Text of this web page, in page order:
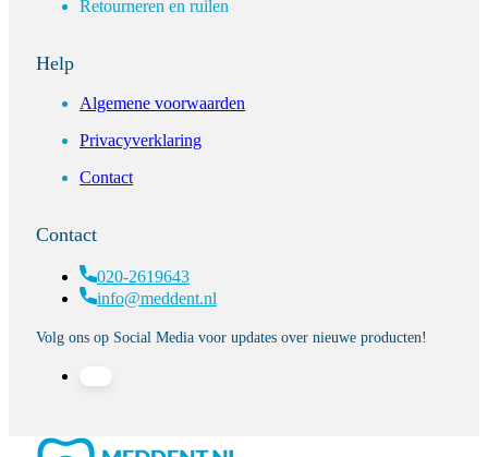
Retourneren en ruilen
Help
Algemene voorwaarden
Privacyverklaring
Contact
Contact
020-2619643
info@meddent.nl
Volg ons op Social Media voor updates over nieuwe producten!